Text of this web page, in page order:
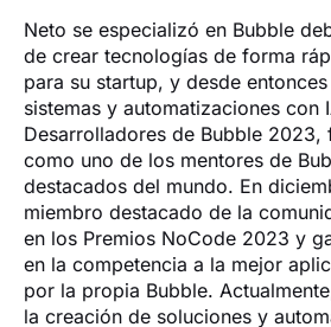
Neto se especializó en Bubble
de crear tecnologías de forma
para su startup, y desde
sistemas y automatizaciones con
Desarrolladores de Bubble 2023,
como uno de los mentores de
destacados del mundo. En
miembro destacado de la
en los Premios NoCode 2023 y
en la competencia a la mejor
por la propia Bubble.
la creación de soluciones y